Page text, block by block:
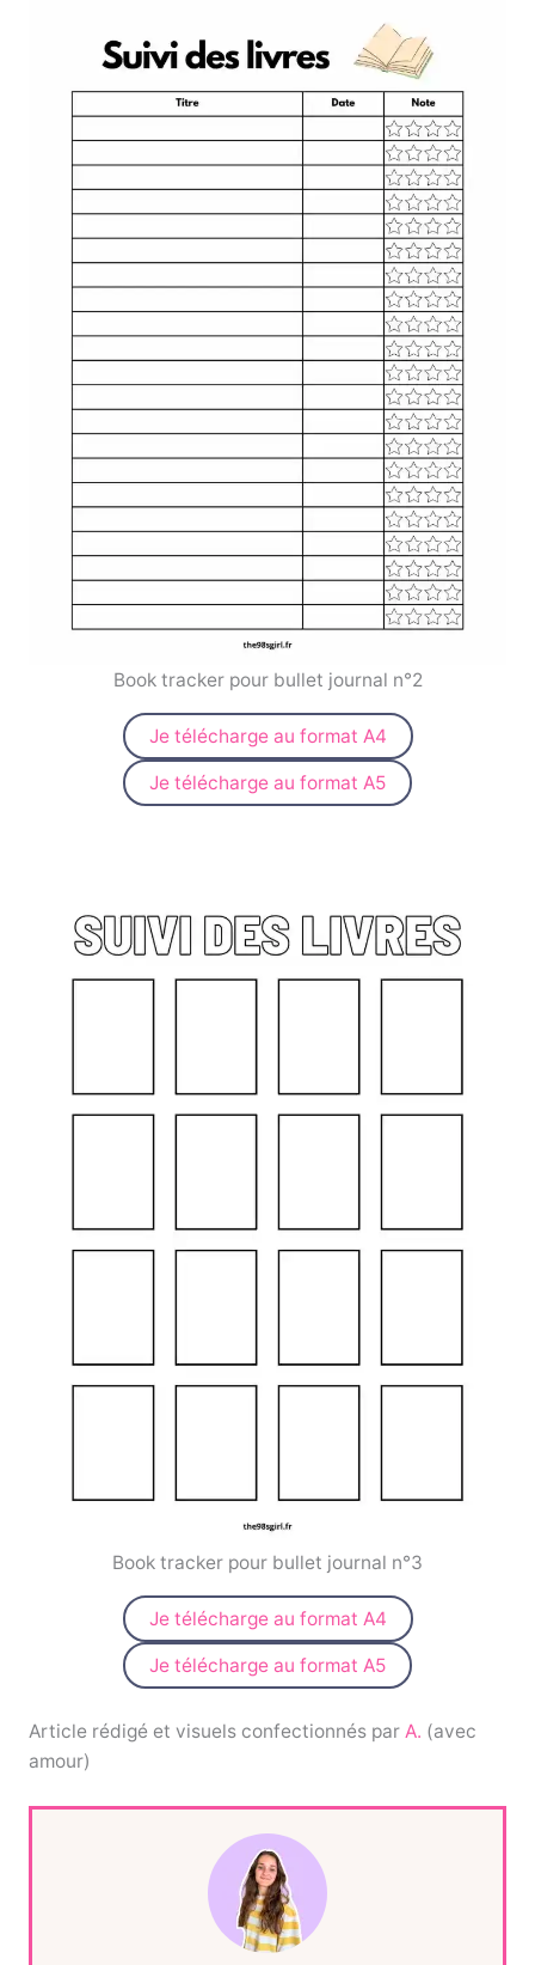
Book tracker pour bullet journal n°2
Je télécharge au format A4
Je télécharge au format A5
Book tracker pour bullet journal n°3
Je télécharge au format A4
Je télécharge au format A5
Article rédigé et visuels confectionnés par A. (avec
amour)